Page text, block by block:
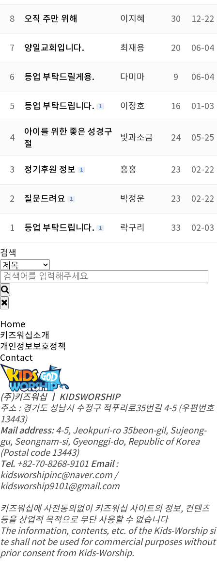
8 오직 주만 위해 이지혜 30 12-22
7 양일교회입니다. 최재용 20 06-04
6 등업 부탁드릴게용. 다미마 9 06-04
5 등업 부탁드립니다. 1 이정호 16 01-03
4
아이를 위한 좋은 성경구
절
빛과소금 24 05-25
3 정기후원 정보 1 홍홍 23 02-22
2 질문드려요 1 박정운 23 02-22
1 등업 부탁드립니다. 1 락구리 33 02-03
검색
Home
키즈워십소개
개인정보보호정책
Contact
(주)키즈워십 ㅣ KIDSWORSHIP
주소 : 경기도 성남시 수정구 적푸리로35번길 4-5 (우편번호
13443)
Mail address:4-5, Jeokpuri-ro 35beon-gil, Sujeong-
gu, Seongnam-si, Gyeonggi-do, Republic of Korea
(Postal code 13443)
Tel. +82-70-8268-9101 Email:
kidsworshipinc@naver.com /
kidsworship9101@gmail.com
키즈워십에 사전동의없이 키즈워십 사이트의 정보, 컨텐츠
등을 상업적 목적으로 무단 사용할 수 없습니다
The information, contents, etc. of the Kids-Worship si
te shall not be used for commercial purposes without
prior consent from Kids-Worship.